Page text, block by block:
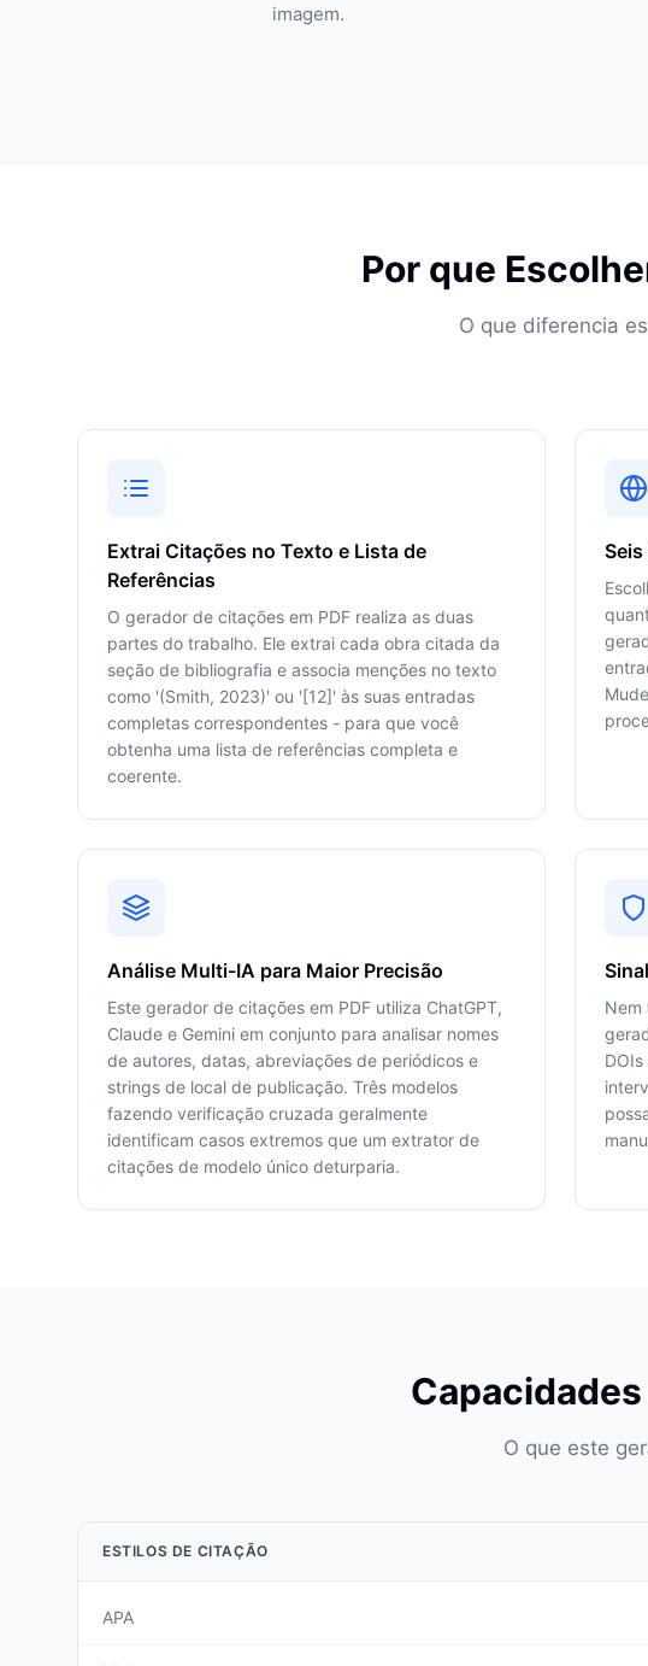
imagem.
Por que
O que diferencia
Extrai Citações no Texto e Lista de
Referências
O gerador de citações em PDF realiza as duas
partes do trabalho. Ele extrai cada obra citada da
seção de bibliografia e associa menções no texto
como '(Smith, 2023)' ou '[12]' às suas entradas
completas correspondentes - para que você
obtenha uma lista de referências completa e
coerente.
Análise Multi-IA para Maior Precisão
Este gerador de citações em PDF utiliza ChatGPT,
Claude e Gemini em conjunto para analisar nomes
de autores, datas, abreviações de periódicos e
strings de local de publicação. Três modelos
fazendo verificação cruzada geralmente
identificam casos extremos que um extrator de
citações de modelo único deturparia.
Nem
O que este
ESTILOS DE CITAÇÃO
APA